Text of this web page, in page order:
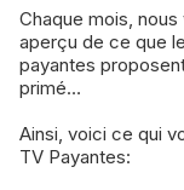
Chaque mois, nous vous proposons grâce à l'ACCes, un
aperçu de ce que
payantes
primé…
Ainsi, voici ce qui
TV Payantes: